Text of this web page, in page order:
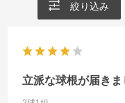
絞り込み
立派な球根が届きま